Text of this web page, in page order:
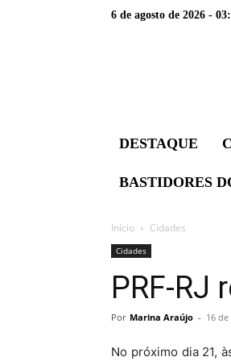
6 de agosto de 2026 -
DESTAQUE
BASTIDORES
Início Cidades
Cidades
PRF-RJ
Por Marina Araújo - 16
No próximo dia 21,